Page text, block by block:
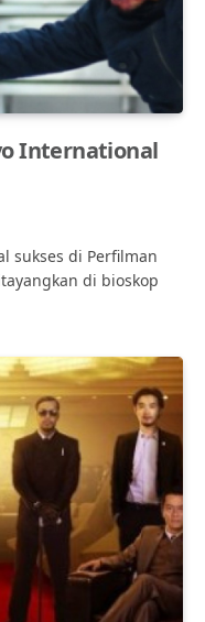
International
sukses di Perfilman
di bioskop